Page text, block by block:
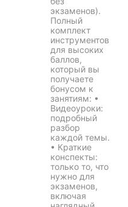
экзаменов).
Полный
комплект
инструментов
для высоких
баллов,
который вы
получаете
бонусом к
занятиям: •
Видеоуроки:
подробный
разбор
каждой темы.
• Краткие
конспекты:
только то, что
нужно для
экзаменов,
включая